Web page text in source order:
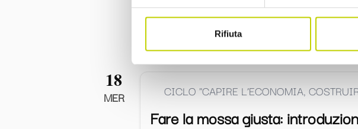
Rifiuta
DAVIDE VANNONI
IIS AVOGADRO
18
MER CICLO "CAPIRE L’ECONOMIA,
Fare la mossa giusta: